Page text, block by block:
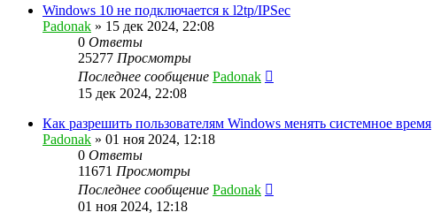
Windows 10 не подключается к l2tp/IPSec
Padonak » 15 дек 2024, 22:08
0 Ответы
25277 Просмотры
Последнее сообщение Padonak
15 дек 2024, 22:08
Как разрешить пользователям Windows менять системное время
Padonak » 01 ноя 2024, 12:18
0 Ответы
11671 Просмотры
Последнее сообщение Padonak
01 ноя 2024, 12:18